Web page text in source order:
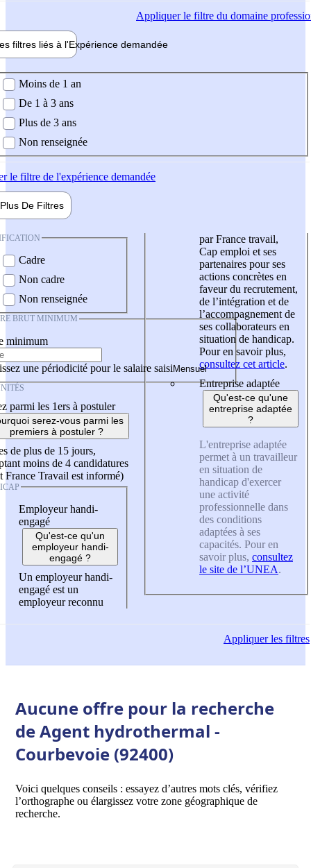
Appliquerle filtre du domaine
filtres liés à l'Expérience demandée
demandée
Moins de 1 an
De 1 à 3 ans
Plus de 3 ans
Non renseignée
le filtre de l'expérience demandée
Plus De Filtres
Cadre
Non cadre
Non renseignée
BRUT MINIMUM
minimum
une périodicité pour le salaire saisi
parmi les 1ers à postuler
serez-vous parmi les
premiers à postuler ?
de plus de 15 jours,
moins de 4 candidatures
France Travail est informé)
Employeur handi-
engagé
Qu'est-ce qu'un
employeur handi-
engagé ?
Un employeur handi-
engagé est un
employeur reconnu
par France travail,
Cap emploi et ses
partenaires pour ses
actions concrètes en
faveur du recrutement,
de l’intégration et de
l’accompagnement de
ses collaborateurs en
situation de handicap.
Pour en savoir plus,
consultez cet article.
Entreprise adaptée
Qu'est-ce qu'une
entreprise adaptée
?
L'entreprise adaptée
permet à un travailleur
en situation de
handicap d'exercer
une activité
professionnelle dans
des conditions
adaptées à ses
capacités. Pour en
savoir plus, consultez
le site de l’UNEA.
Appliquerles filtres
Aucune offre pour la recherche
de Agent hydrothermal -
Courbevoie (92400)
Voici quelques conseils : essayez d’autres mots clés, vérifiez
l’orthographe ou élargissez votre zone géographique de
recherche.